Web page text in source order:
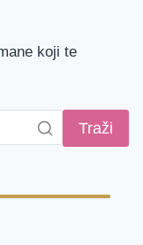
koji te
Traži